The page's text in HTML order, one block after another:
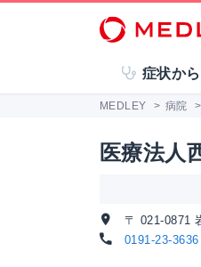
症状か
MEDLEY > 病院 >
医療法人
〒 021-0871
0191-23-3636